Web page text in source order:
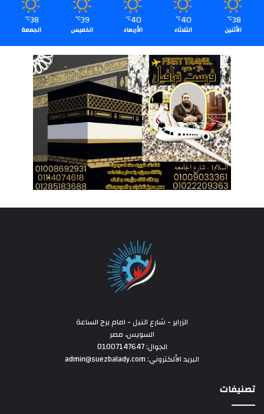
38
℃
الأثنين
40
℃
الثلاثاء
40
℃
الأربعاء
39
℃
الخميس
38
℃
الجمعة
الزراير - شارع النيل - امام برج الساعة
السويس، مصر
الجوال: 01007147647
البريد الألكتروني: admin@suezbalady.com
تصنيفات